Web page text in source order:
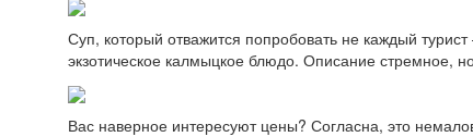
Суп, который отважится попробовать не каждый
экзотическое калмыцкое блюдо. Описание стремное,
Вас наверное интересуют цены? Согласна, это